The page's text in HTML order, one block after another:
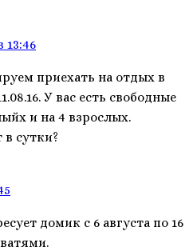
13:46
приехать на отдых в
У вас есть свободные
и на 4 взрослых.
в сутки?
домик с 6 августа по 16